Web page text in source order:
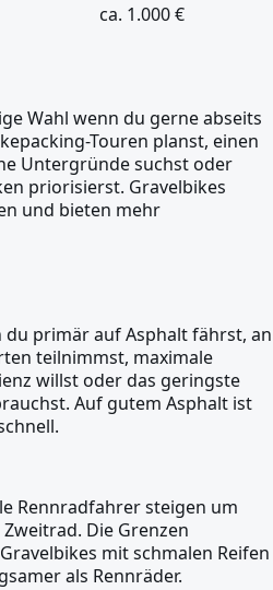
ca. 1.000 €
Wahl wenn du gerne abseits
Touren planst, einen
Untergründe suchst oder
priorisierst. Gravelbikes
und bieten mehr
du primär auf Asphalt fährst, an
teilnimmst, maximale
willst oder das geringste
Auf gutem Asphalt ist
Rennradfahrer steigen um
Die Grenzen
mit schmalen Reifen
als Rennräder.